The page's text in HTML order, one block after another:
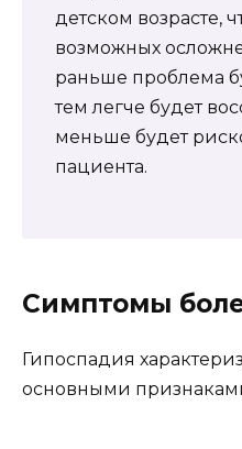
детском возрасте,
возможных
раньше проблема
тем легче будет
меньше будет
пациента.
Симптомы
Гипоспадия
основными